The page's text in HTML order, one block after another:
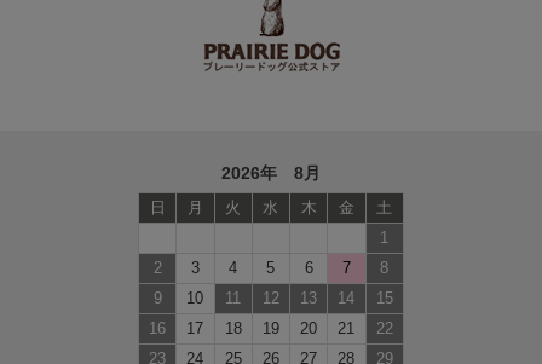
2026年 8月
日 月 火 水 木 金
土
1
2
3 4 5 6 7
8
9
10 11 12 13 14
15
16
17 18 19 20 21
22
23
24 25 26 27 28
29